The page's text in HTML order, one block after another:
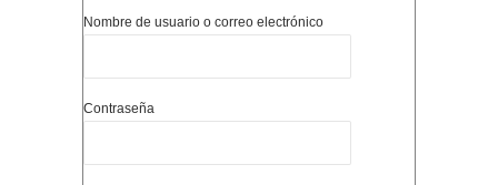
Nombre de usuario o correo electrónico
Contraseña